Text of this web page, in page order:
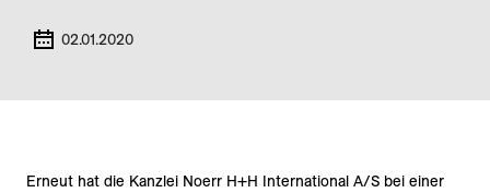
02.01.2020
Erneut hat die Kanzlei Noerr H+H International A/S bei einer